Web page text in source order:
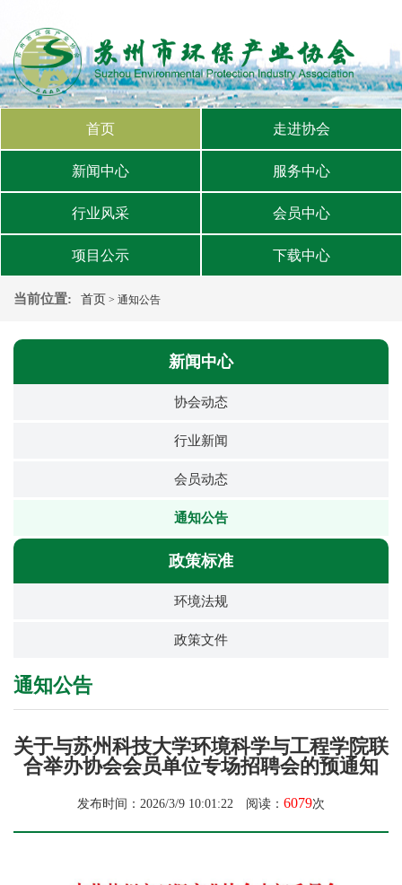
首页 走进协会
新闻中心 服务中心
行业风采 会员中心
项目公示 下载中心
当前位置: 首页 > 通知公告
新闻中心
协会动态
行业新闻
会员动态
通知公告
政策标准
环境法规
政策文件
通知公告
关于与苏州科技大学环境科学与工程学院联
合举办协会会员单位专场招聘会的预通知
发布时间：2026/3/9 10:01:22 阅读： 6079次